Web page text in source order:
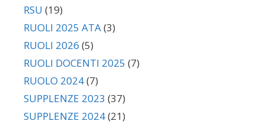
RSU (19)
RUOLI 2025 ATA(3)
RUOLI 2026 (5)
RUOLI DOCENTI 2025 (7)
RUOLO 2024(7)
SUPPLENZE 2023 (37)
SUPPLENZE 2024(21)